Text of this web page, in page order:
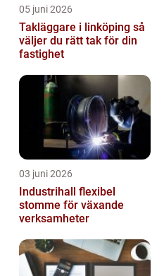
05 juni 2026
Takläggare i linköping så
väljer du rätt tak för din
fastighet
03 juni 2026
Industrihall flexibel
stomme för växande
verksamheter